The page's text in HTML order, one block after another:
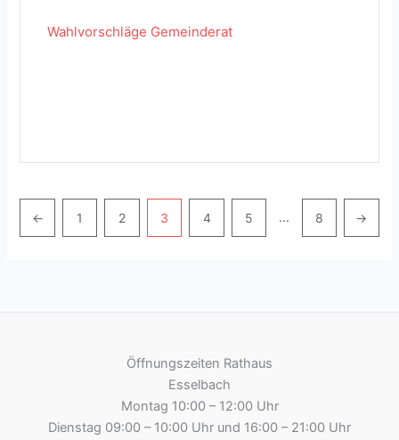
Wahlvorschläge Gemeinderat
← 1 2 3 4 5 … 8 →
Öffnungszeiten Rathaus
Esselbach
Montag 10:00 – 12:00 Uhr
Dienstag 09:00 – 10:00 Uhr und 16:00 – 21:00 Uhr